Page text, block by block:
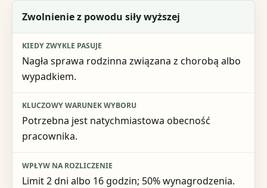
Wariant
Kiedy zwykle pasuje
Kluczowy warunek wyboru
Zwolnienie z powodu siły wyższej
Nagła sprawa rodzinna związana z chorobą albo
wypadkiem.
Potrzebna jest natychmiastowa obecność
pracownika.
Limit 2 dni albo 16 godzin; 50% wynagrodzenia.